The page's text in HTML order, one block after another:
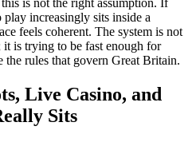
is not the right assumption. If
increasingly sits inside a
feels coherent. The system is not
is trying to be fast enough for
the rules that govern Great Britain.
Live Casino, and
Sits